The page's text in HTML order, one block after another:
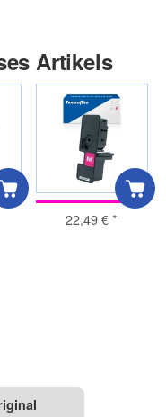
Artikels
22,49 €*